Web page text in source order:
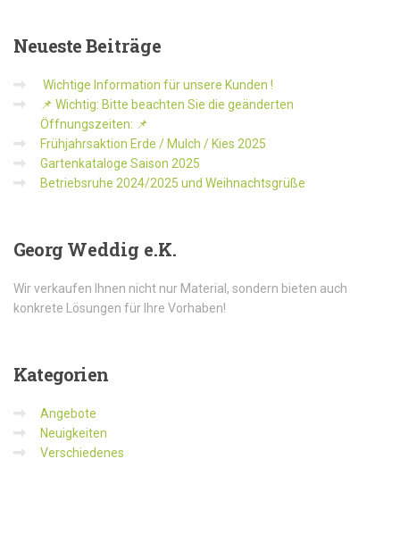
NeuesteBeiträge
Wichtige Information für unsere Kunden !
📌 Wichtig: Bitte beachten Sie die geänderten
Öffnungszeiten: 📌
Frühjahrsaktion Erde / Mulch / Kies 2025
Gartenkataloge Saison 2025
Betriebsruhe 2024/2025 und Weihnachtsgrüße
Georg Weddig e.K.
Wir verkaufen Ihnen nicht nur Material, sondern bieten auch
konkrete Lösungen für Ihre Vorhaben!
Kategorien
Angebote
Neuigkeiten
Verschiedenes